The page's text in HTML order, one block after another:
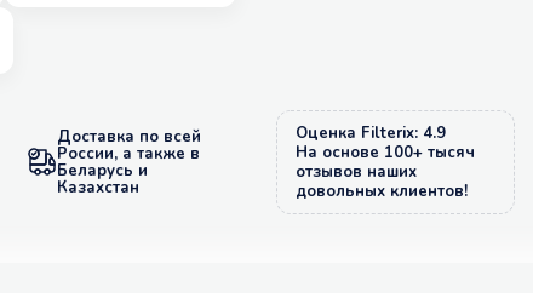
Доставка по всей
России, а также в
Беларусь и
Казахстан
Оценка Filterix: 4.9
На основе 100+ тысяч
отзывов наших
довольных клиентов!